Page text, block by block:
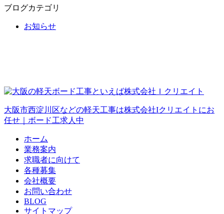
ブログカテゴリ
お知らせ
大阪市西淀川区などの軽天工事は株式会社Iクリエイトにお
任せ｜ボード工求人中
ホーム
業務案内
求職者に向けて
各種募集
会社概要
お問い合わせ
BLOG
サイトマップ